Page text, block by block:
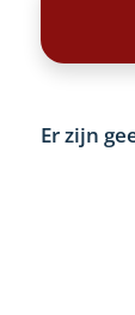
Er zijn